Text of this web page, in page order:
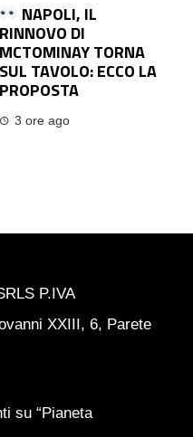
NAPOLI, IL
RINNOVO DI
MCTOMINAY TORNA
SUL TAVOLO: ECCO LA
PROPOSTA
3 ore ago
P.IVA
XXIII, 6, Parete
su “Pianeta